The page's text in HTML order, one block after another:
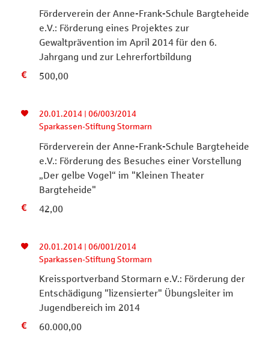
Förderverein der Anne-Frank-Schule Bargteheide
e.V.: Förderung eines Projektes zur
Gewaltprävention im April 2014 für den 6.
Jahrgang und zur Lehrerfortbildung
500,00
20.01.2014 | 06/003/2014
Sparkassen-Stiftung Stormarn
Förderverein der Anne-Frank-Schule Bargteheide
e.V.: Förderung des Besuches einer Vorstellung
„Der gelbe Vogel“ im "Kleinen Theater
Bargteheide"
42,00
20.01.2014 | 06/001/2014
Sparkassen-Stiftung Stormarn
Kreissportverband Stormarn e.V.: Förderung der
Entschädigung "lizensierter" Übungsleiter im
Jugendbereich im 2014
60.000,00